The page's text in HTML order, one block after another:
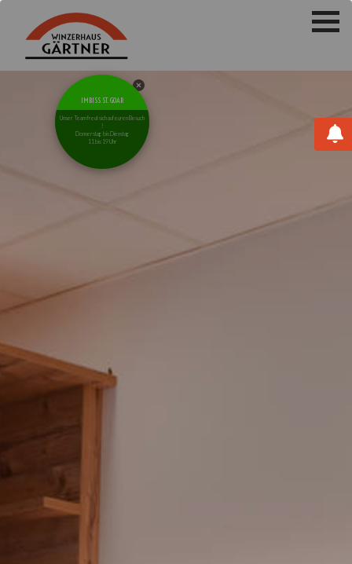
IMBISS ST. GOAR
Unser Team freut sich auf euren Besuch
!
Donnerstag bis Dienstag
11 bis 19 Uhr